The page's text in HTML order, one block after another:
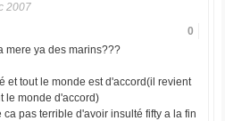
2007
0
mere ya des marins???
et tout le monde est d'accord(il revient
le monde d'accord)
pas terrible d'avoir insulté fifty a la fin